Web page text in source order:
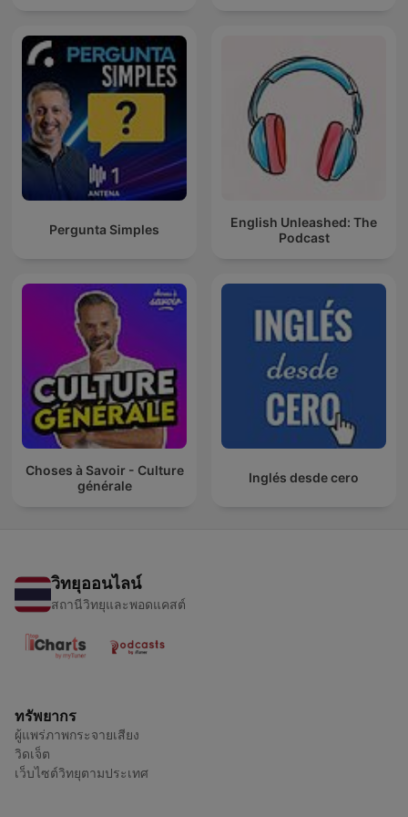
Pergunta Simples
English Unleashed: The
Podcast
Choses à Savoir - Culture
générale
Inglés desde cero
วิทยุออนไลน์
สถานีวิทยุและพอดแคสต์
ทรัพยากร
ผู้แพร่ภาพกระจายเสียง
วิดเจ็ต
เว็บไซต์วิทยุตามประเทศ